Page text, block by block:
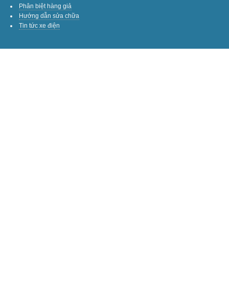
Phân biệt hàng giả
Hướng dẫn sửa chữa
Tin tức xe điện